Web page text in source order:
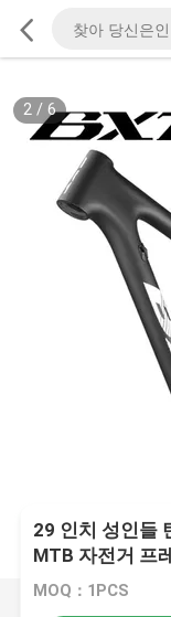
2/ 6
29 인치 성인들
MTB 자전거 프
MOQ：1PCS